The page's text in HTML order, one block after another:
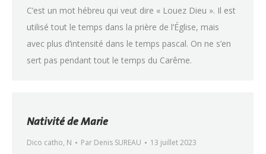
C’est un mot hébreu qui veut dire « Louez Dieu ». Il est
utilisé tout le temps dans la prière de l’Église, mais
avec plus d’intensité dans le temps pascal. On ne s’en
sert pas pendant tout le temps du Carême.
Nativité de Marie
Dico catho, N Par Denis SUREAU 13 juillet 2023